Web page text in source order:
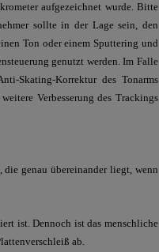
aufgezeichnet wurde. Bitte
sollte in der Lage sein, den
Ton oder einem Sputtering und
genutzt werden. Im Falle
Skating-Korrektur des Tonarms
Verbesserung des Trackings
die genau übereinander liegt, wenn
ist. Dennoch ist das menschliche
ab.